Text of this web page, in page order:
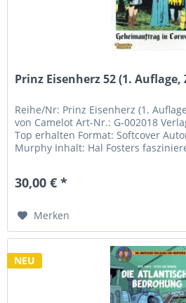
Prinz Eisenherz 52 (1. Auflage,
Reihe/Nr: Prinz Eisenherz (1.
von Camelot Art-Nr.: G-002018
Top erhalten Format: Softcover
Murphy Inhalt: Hal Fosters
30,00 € *
Merken
NEU